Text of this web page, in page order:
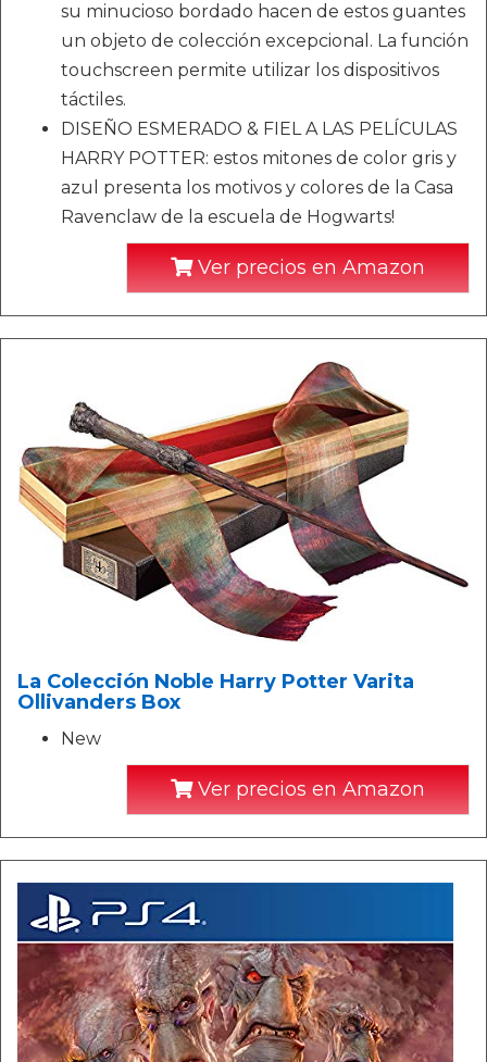
su minucioso bordado hacen de estos guantes
un objeto de colección excepcional. La función
touchscreen permite utilizar los dispositivos
táctiles.
DISEÑO ESMERADO & FIEL A LAS PELÍCULAS
HARRY POTTER: estos mitones de color gris y
azul presenta los motivos y colores de la Casa
Ravenclaw de la escuela de Hogwarts!
Ver precios en Amazon
La Colección Noble Harry Potter Varita
Ollivanders Box
New
Ver precios en Amazon